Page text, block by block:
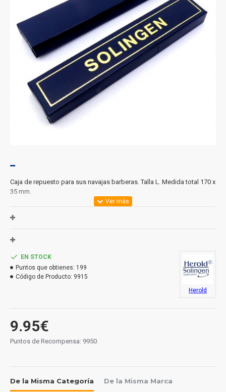
Caja de repuesto para sus navajas barberas. Talla L. Medida total 170 x
35 mm.
9.95€
Puntos de Recompensa: 9950
EN STOCK
Puntos que obtienes: 199
Código de Producto: 9915
Herold
De la Misma Categoría De la Misma Marca